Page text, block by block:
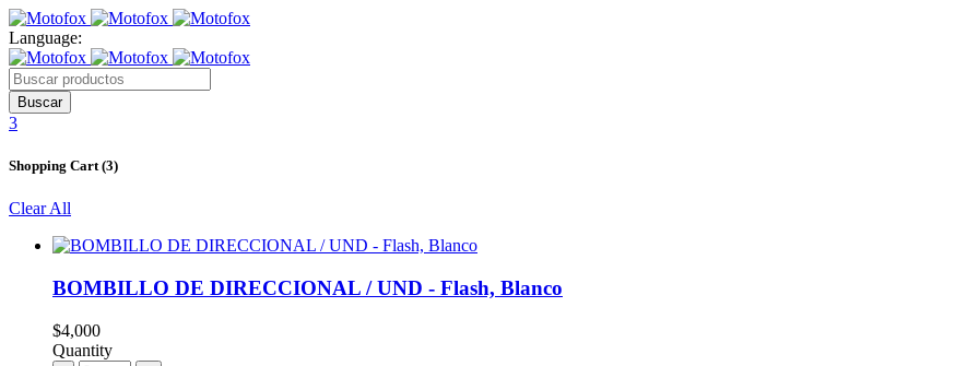
Language:
3
Shopping Cart (3)
Clear All
BOMBILLO DE DIRECCIONAL / UND - Flash, Blanco
$4,000
Quantity